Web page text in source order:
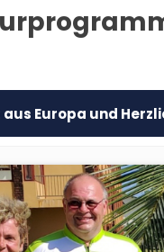
aus Europa und